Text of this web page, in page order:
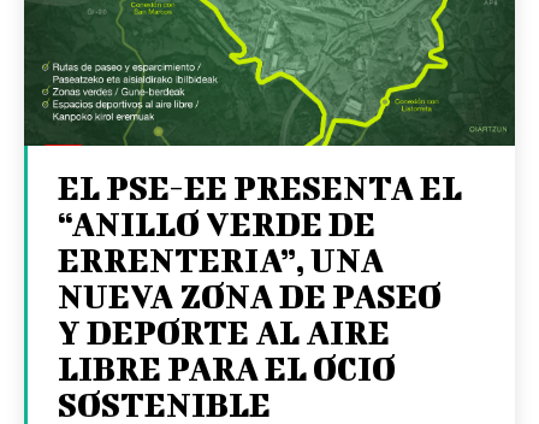
EL PSE-EE PRESENTA EL
“ANILLO VERDE DE
ERRENTERIA”, UNA
NUEVA ZONA DE PASEO
Y DEPORTE AL AIRE
LIBRE PARA EL OCIO
SOSTENIBLE